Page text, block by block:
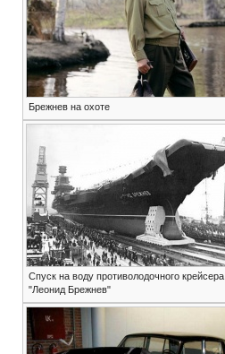
Брежнев на охоте
Спуск на воду противолодочного крейсера
"Леонид Брежнев"